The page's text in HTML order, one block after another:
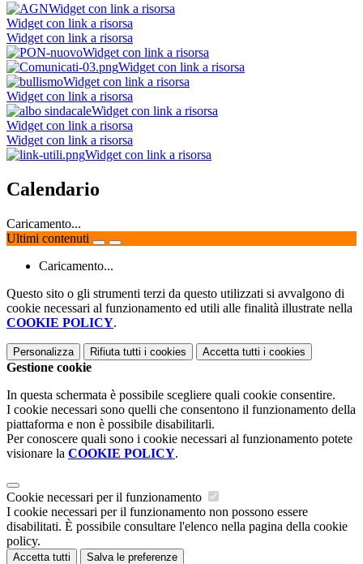
Widget con link a risorsa
Widget con link a risorsa
Widget con link a risorsa
Widget con link a risorsa
Widget con link a risorsa
Widget con link a risorsa
Widget con link a risorsa
Widget con link a risorsa
Widget con link a risorsa
Widget con link a risorsa
Widget con link a risorsa
Calendario
Caricamento...
Ultimi contenuti
Caricamento...
Questo sito o gli strumenti terzi da questo utilizzati si avvalgono di
cookie necessari al funzionamento ed utili alle finalità illustrate nella
COOKIE POLICY.
Personalizza Rifiuta tutti i cookies Accetta tutti i cookies
Gestione cookie
In questa schermata è possibile scegliere quali cookie consentire.
I cookie necessari sono quelli che consentono il funzionamento della
piattaforma e non è possibile disabilitarli.
Per conoscere quali sono i cookie necessari al funzionamento potete
visionare la COOKIE POLICY.
Cookie necessari per il funzionamento
I cookie necessari per il funzionamento non possono essere
disabilitati. È possibile consultare l'elenco nella pagina della cookie
policy.
Accetta tutti Salva le preferenze